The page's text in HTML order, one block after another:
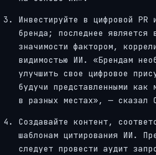
Инвестируйте в цифровой PR
бренда; последнее является
значимости фактором,
видимостью ИИ. «Брендам
улучшить свое цифровое
будучи представленными как
в разных местах», — сказал
Создавайте контент,
шаблонам цитирования ИИ.
следует провести аудит